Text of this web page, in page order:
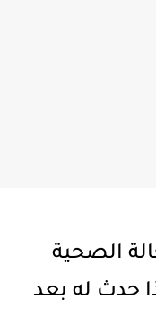
الصحية
حدث له بعد